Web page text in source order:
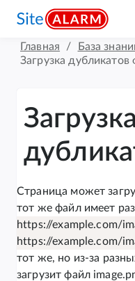
Главная / База
Загрузка дубликатов
Загрузка
Страница может
тот же файл имеет
https://example.com/
https://example.com/
тот же, но из-за
загрузит файл